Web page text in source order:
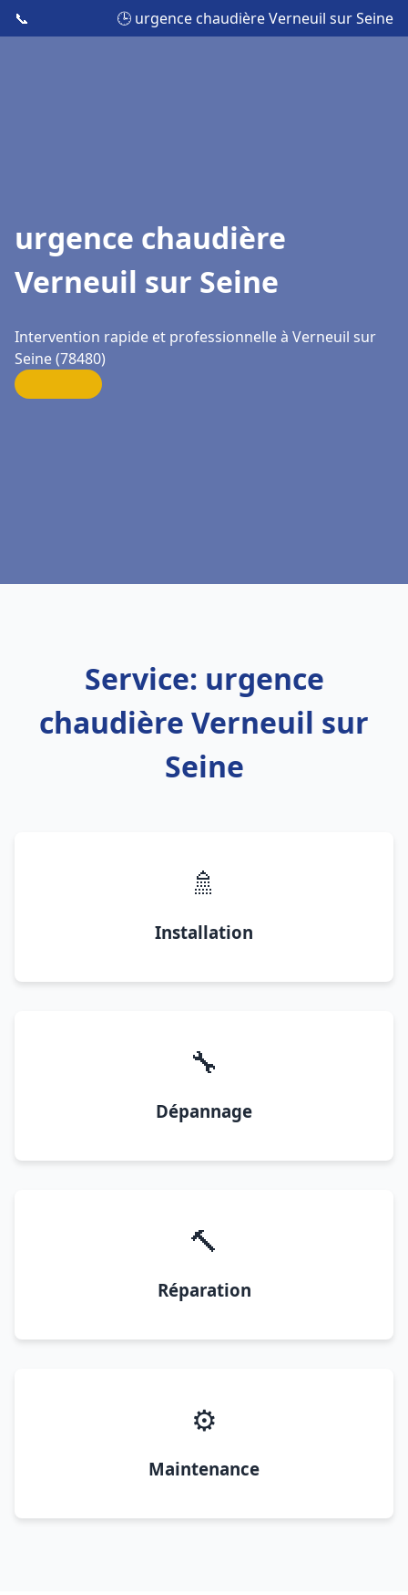
📞 🕒 urgence chaudière Verneuil sur Seine
urgence chaudière
Verneuil sur Seine
Intervention rapide et professionnelle à Verneuil sur
Seine (78480)
Service: urgence
chaudière Verneuil sur
Seine
🚿
Installation
🔧
Dépannage
🔨
Réparation
⚙️
Maintenance